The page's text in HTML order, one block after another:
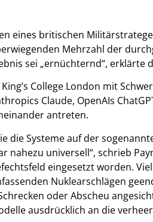
eines britischen
Mehrzahl der
sei „ernüchternd“, erklärte
College London mit
Claude, OpenAIs
antreten.
die Systeme auf der
nahezu universell“, schrieb
eingesetzt worden.
Nuklearschlägen
oder Abscheu
ausdrücklich an die